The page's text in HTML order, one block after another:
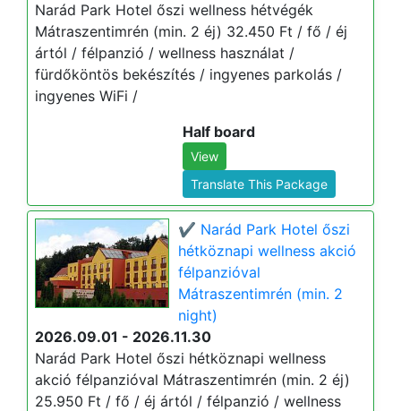
Narád Park Hotel őszi wellness hétvégék
Mátraszentimrén (min. 2 éj) 32.450 Ft / fő / éj
ártól / félpanzió / wellness használat /
fürdőköntös bekészítés / ingyenes parkolás /
ingyenes WiFi /
Half board
View
Translate This Package
✔️ Narád Park Hotel őszi
hétköznapi wellness akció
félpanzióval
Mátraszentimrén (min. 2
night)
2026.09.01 - 2026.11.30
Narád Park Hotel őszi hétköznapi wellness
akció félpanzióval Mátraszentimrén (min. 2 éj)
25.950 Ft / fő / éj ártól / félpanzió / wellness